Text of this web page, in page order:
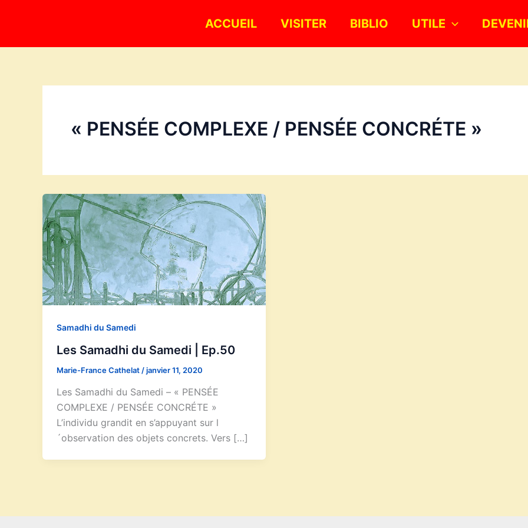
ACCUEIL VISITER BIBLIO UTILE
« PENSÉE COMPLEXE / PENSÉE CONCRÉTE »
Samadhi du Samedi
Les Samadhi du Samedi | Ep.50
Marie-France Cathelat /janvier 11, 2020
Les Samadhi du Samedi – « PENSÉE
COMPLEXE / PENSÉE CONCRÉTE »
L’individu grandit en s’appuyant sur l
´observation des objets concrets. Vers […]